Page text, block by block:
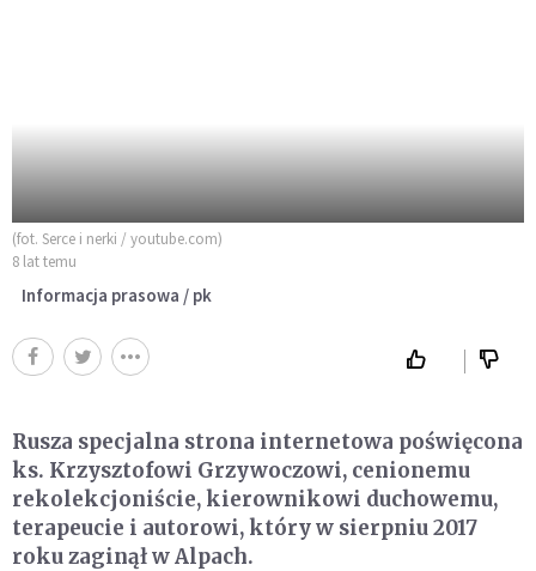
(fot. Serce i nerki / youtube.com)
8 lat temu
Informacja prasowa / pk
Rusza specjalna strona internetowa poświęcona
ks. Krzysztofowi Grzywoczowi, cenionemu
rekolekcjoniście, kierownikowi duchowemu,
terapeucie i autorowi, który w sierpniu 2017
roku zaginął w Alpach.